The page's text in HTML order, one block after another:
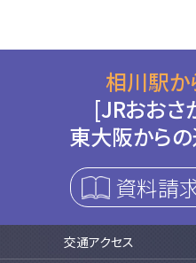
相川駅
[JRおおさ
東大阪から
資料請
交通アクセス